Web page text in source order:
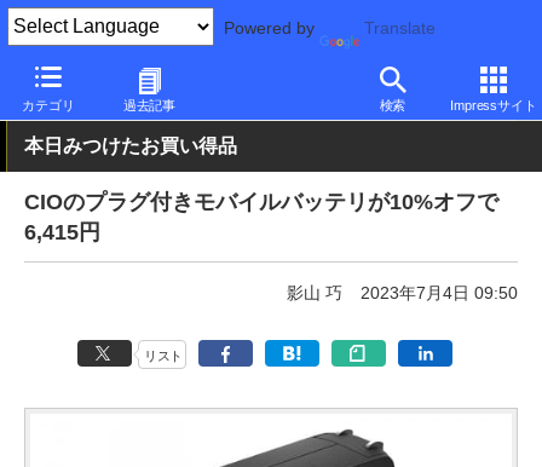
Powered by Translate
カテゴリ 過去記事 検索 Impressサイト
PC Watch 半導体/周辺機器 モバイルバッテリ
本日みつけたお買い得品
CIOのプラグ付きモバイルバッテリが10%オフで
6,415円
影山 巧 2023年7月4日 09:50
リスト